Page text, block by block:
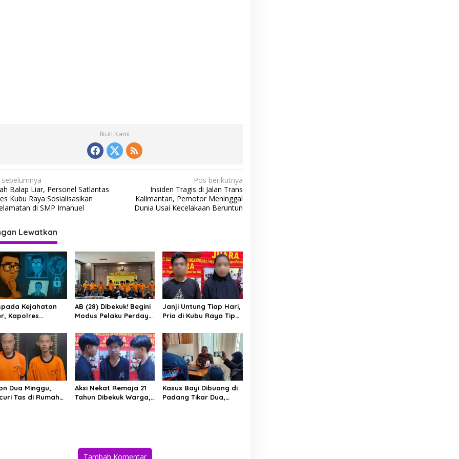
Ikuti Kami
sebelumnya
Balap Liar, Personel Satlantas
Kubu Raya Sosialisasikan
di SMP Imanuel
Pos berikutnya
Insiden Tragis di Jalan Trans
Kalimantan, Pemotor Meninggal
Dunia Usai Kecelakaan Beruntun
Lewatkan
Kejahatan
Kapolres
Percaya
Digital
AB (28) Dibekuk! Begini
Modus Pelaku Perdaya
Keponakan di Kubu
Raya
Janji Untung Tiap Hari,
Pria di Kubu Raya Tipu
Lewat Investasi Emas
Bodong
Dua Minggu,
Tas di Rumah
Aksi Nekat Remaja 21
Tahun Dibekuk Warga,
Kasus Bayi Dibuang di
Padang Tikar Dua,
Tambah Komentar